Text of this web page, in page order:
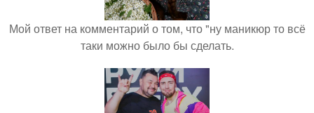
Мой ответ на комментарий о том, что "ну маникюр то всё
таки можно было бы сделать.